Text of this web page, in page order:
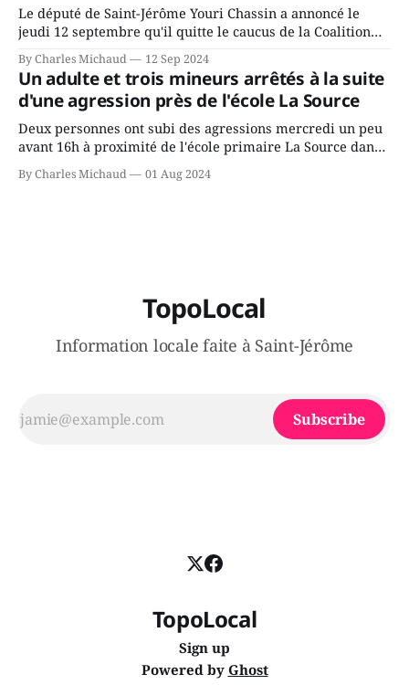
Le député de Saint-Jérôme Youri Chassin a annoncé le
jeudi 12 septembre qu'il quitte le caucus de la Coalition
Avenir Québec de François Legault parce qu'il est déçu du
gouvernement de la CAQ, surtout de son incapacité, qu'il
juge chronique, à offrir des
By Charles Michaud 12 Sep 2024
Un adulte et trois mineurs arrêtés à la suite
d'une agression près de l'école La Source
Deux personnes ont subi des agressions mercredi un peu
avant 16h à proximité de l'école primaire La Source dans
le secteur Bellefeuille de Saint-Jérôme. L'une de deux
victimes aurait été écrasée sous un véhicule et aspergée
By Charles Michaud 01 Aug 2024
TopoLocal
Information locale faite à Saint-Jérôme
Subscribe
TopoLocal
Sign up
Powered by Ghost